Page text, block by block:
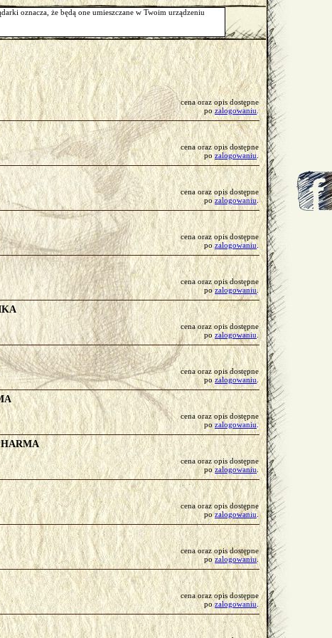
Kontakt
cena oraz opis dostępne
pozalogowaniu .
cena oraz opis dostępne
pozalogowaniu .
cena oraz opis dostępne
po zalogowaniu.
cena oraz opis dostępne
po zalogowaniu.
cena oraz opis dostępne
pozalogowaniu.
cena oraz opis dostępne
pozalogowaniu
cena oraz opis dostępne
pozalogowaniu
cena oraz opis dostępne
po zalogowaniu.
cena oraz opis dostępne
pozalogowaniu.
cena oraz opis dostępne
pozalogowaniu.
cena oraz opis dostępne
pozalogowaniu.
cena oraz opis dostępne
pozalogowaniu.
oznacza, że będą one umieszczane w Twoim urządzeniu